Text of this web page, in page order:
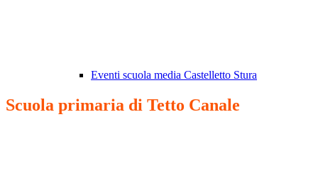
Eventi scuola media Castelletto Stura
Scuola primaria di Tetto Canale